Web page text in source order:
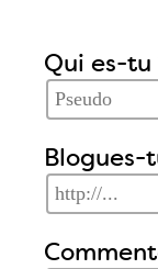
Qui es-tu
Blogues-